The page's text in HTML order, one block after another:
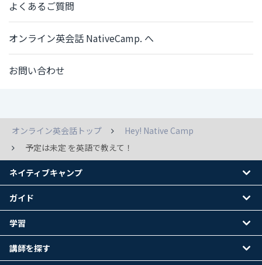
よくあるご質問
オンライン英会話 NativeCamp. へ
お問い合わせ
オンライン英会話トップ
Hey! Native Camp
予定は未定 を英語で教えて！
ネイティブキャンプ
ガイド
学習
講師を探す